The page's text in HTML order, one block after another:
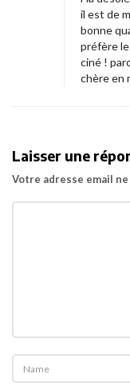
il est de
bonne
préfère le
ciné !
chère en
Laisser une
Votre adresse email